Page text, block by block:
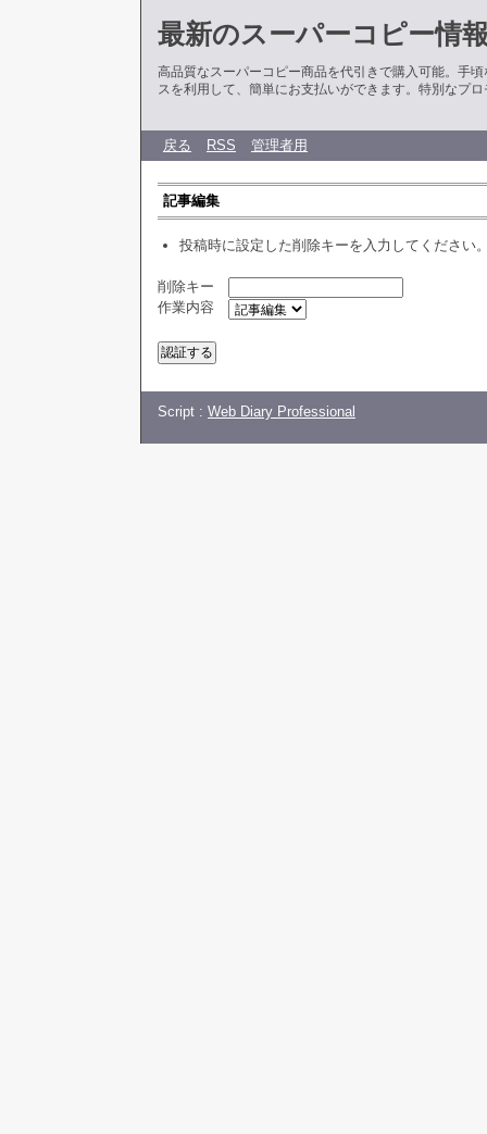
最新のスーパーコピー情
高品質なスーパーコピー商品を代引きで購入可能。手
スを利用して、簡単にお支払いができます。特別なプ
戻る RSS 管理者用
記事編集
投稿時に設定した削除キーを入力してください
削除キー
作業内容
Script : Web Diary Professional